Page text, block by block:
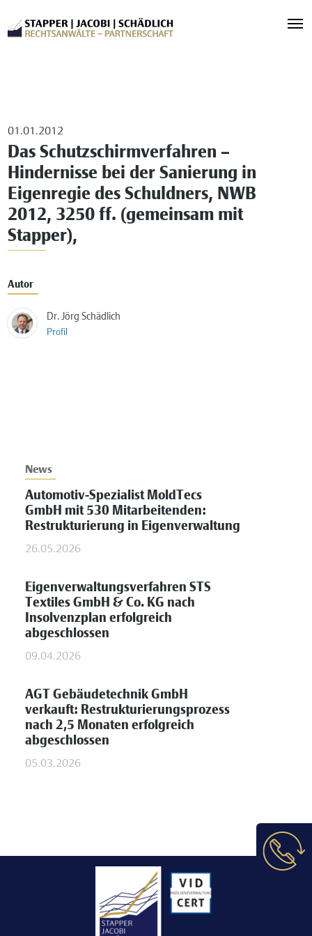
01.01.2012
Das Schutzschirmverfahren –
Hindernisse bei der Sanierung in
Eigenregie des Schuldners, NWB
2012, 3250 ff. (gemeinsam mit
Stapper),
Autor
Dr. Jörg Schädlich
Profil
News
Automotiv-Spezialist MoldTecs
GmbH mit 530 Mitarbeitenden:
Restrukturierung in Eigenverwaltung
26.05.2026
Eigenverwaltungsverfahren STS
Textiles GmbH & Co. KG nach
Insolvenzplan erfolgreich
abgeschlossen
09.04.2026
AGT Gebäudetechnik GmbH
verkauft: Restrukturierungsprozess
nach 2,5 Monaten erfolgreich
abgeschlossen
05.03.2026